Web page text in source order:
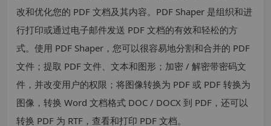
改和优化您的 PDF 文档及其内容。PDF Shaper 是组织和进
行打印或通过电子邮件发送 PDF 文档的有效和轻松的方
式。使用 PDF Shaper，您可以很容易地分割和合并的 PDF
文件；提取 PDF 文件、文本和图形；加密 / 解密带密码文
件，并改变用户的权限；将图像转换为 PDF 或 PDF 转换为
图像，转换 Word 文档格式 DOC / DOCX 到 PDF，还可以
转换 PDF 为 RTF，查看和打印 PDF 文档。